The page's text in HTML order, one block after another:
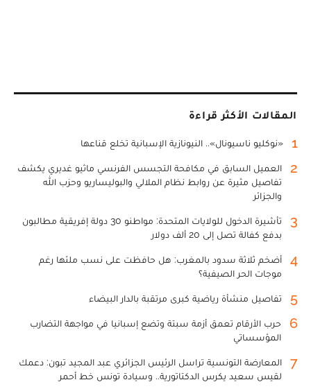
المقالات الأكثر قراءة
1 «نوكليو ناسيونال».. النيونازية الإسبانية تخلع قناعها
2
العميل السابق في مكافحة التجسس الفرنسي ماثيو غديري يكشف
تفاصيل مثيرة عن روابط نظام الملالي والبوليساريو وحزب الله
والجزائر
3
تأشيرة الدخول للولايات المتحدة: مواطنو 30 دولة إفريقية مطالبون
بدفع كفالة تصل إلى 20 ألف دولار
4
أضخم ثلاثة سدود بالمغرب: هل حافظت على نسب ملئها رغم
موجات الحر الصيفية؟
5 تفاصيل منشأة رياضية كبرى مرتقبة بالدار البيضاء
6
حرب الأرقام تعمق أزمة سبتة وتضع إسبانيا في مواجهة التضارب
المؤسساتي
7
المعارضة التونسية تراسل الرئيس الجزائري عبد المجيد تبون: دعمك
لقيس سعيد يكرس الدكتاتورية.. وسيادة تونس خط أحمر